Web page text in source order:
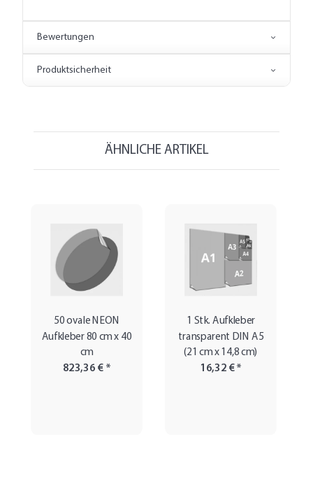
Bewertungen
Produktsicherheit
ÄHNLICHE ARTIKEL
50 ovale NEON
Aufkleber 80 cm x 40
cm
823,36 € *
1 Stk. Aufkleber
transparent DIN A5
(21 cm x 14,8 cm)
16,32 €*